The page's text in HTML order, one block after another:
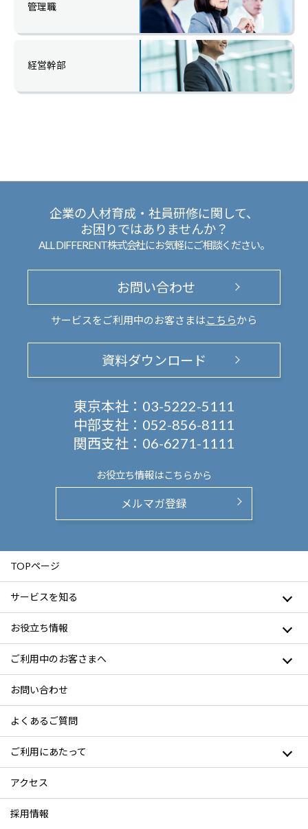
管理職
経営幹部
企業の人材育成・社員研修に関して、
お困りではありませんか？
ALL DIFFERENT株式会社にお気軽にご相談ください。
お問い合わせ
サービスをご利用中のお客さまは こちらから
資料ダウンロード
東京本社： 03-5222-5111
中部支社： 052-856-8111
関西支社： 06-6271-1111
お役立ち情報はこちらから
メルマガ登録
TOPページ
サービスを知る
お役立ち情報
ご利用中のお客さまへ
お問い合わせ
よくあるご質問
ご利用にあたって
アクセス
採用情報